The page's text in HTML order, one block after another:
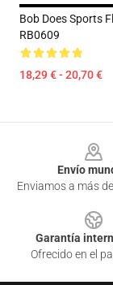
Bob Does Sports
RB0609
18,29 € - 20,70 €
Envío
Enviamos a más
Garantía
Ofrecido en el